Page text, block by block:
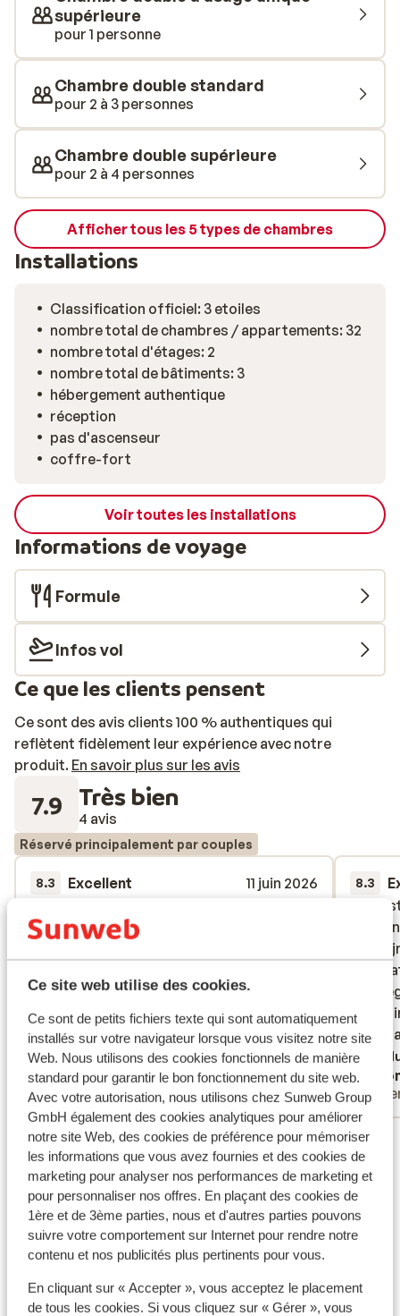
Ce site web utilise des cookies.
Ce sont de petits fichiers texte qui sont automatiquement
installés sur votre navigateur lorsque vous visitez notre site
Web. Nous utilisons des cookies fonctionnels de manière
standard pour garantir le bon fonctionnement du site web.
Avec votre autorisation, nous utilisons chez Sunweb Group
GmbH également des cookies analytiques pour améliorer
notre site Web, des cookies de préférence pour mémoriser
les informations que vous avez fournies et des cookies de
marketing pour analyser nos performances de marketing et
pour personnaliser nos offres. En plaçant des cookies de
1ère et de 3ème parties, nous et d'autres parties pouvons
suivre votre comportement sur Internet pour rendre notre
contenu et nos publicités plus pertinents pour vous.
En cliquant sur « Accepter », vous acceptez le placement
de tous les cookies. Si vous cliquez sur « Gérer », vous
Chaque chambre dispose d’un balcon ou d’une
terrasse, parfait pour admirer les superbes couchers
de soleil. Au restaurant, vous savourerez les délices de
de produits frais et locaux. Du petit-déjeuner copieux
au dîner à la carte, chaque repas devient ici une
véritable expérience culinaire. Mathios Village allie
confort, hospitalité grecque et beauté naturelle de
Santorin, pour des vacances inoubliables.
supérieure
pour 1 personne
Chambre double standard
pour 2 à 3 personnes
Chambre double supérieure
pour 2 à 4 personnes
Afficher tous les 5 types de chambres
Installations
Classification officiel: 3 etoiles
nombre total de chambres / appartements: 32
nombre total d'étages: 2
nombre total de bâtiments: 3
hébergement authentique
réception
pas d'ascenseur
coffre-fort
Voir toutes les installations
Informations de voyage
Formule
Infos vol
Ce que les clients pensent
Ce sont des avis clients 100 % authentiques qui
reflètent fidèlement leur expérience avec notre
produit. En savoir plus sur les avis
7.9 Très bien
4 avis
Réservé principalement par couples
8.3 Excellent
11 juin 2026
Aardige eigenaar en personeel. Lekker
Aardige eigenaar en personeel. Lekker
Heerlijke vakantie
Couples
8.3
Hele
met
Hele
met
Voir tous les 4 avis
Emplacement